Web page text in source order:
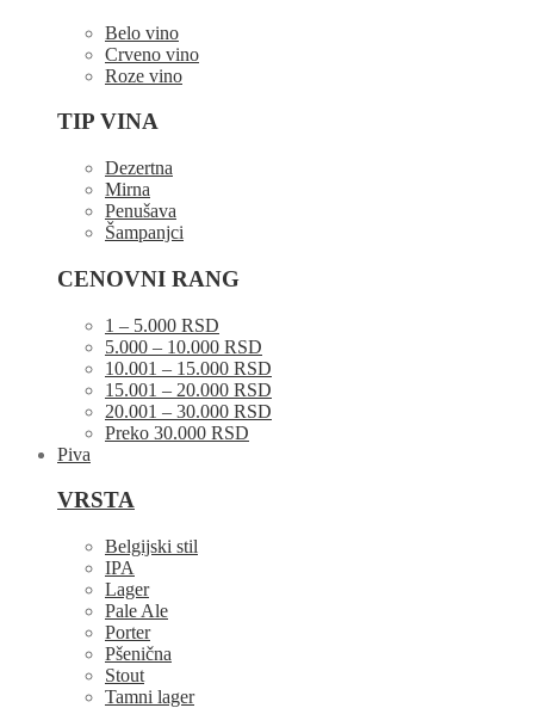
Belo vino
Crveno vino
Roze vino
TIP VINA
Dezertna
Mirna
Penušava
Šampanjci
CENOVNI RANG
1 – 5.000 RSD
5.000 – 10.000 RSD
10.001 – 15.000 RSD
15.001 – 20.000 RSD
20.001 – 30.000 RSD
Preko 30.000 RSD
Piva
VRSTA
Belgijski stil
IPA
Lager
Pale Ale
Porter
Pšenična
Stout
Tamni lager